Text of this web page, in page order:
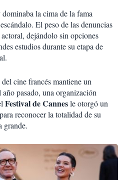
dominaba la cima de la fama
El peso de las denuncias
dejándolo sin opciones
estudios durante su etapa de
cine francés mantiene un
pasado, una organización
Festival de Cannesle otorgó un
reconocer la totalidad de su
grande.